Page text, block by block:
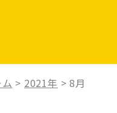
> 2021年 >8月